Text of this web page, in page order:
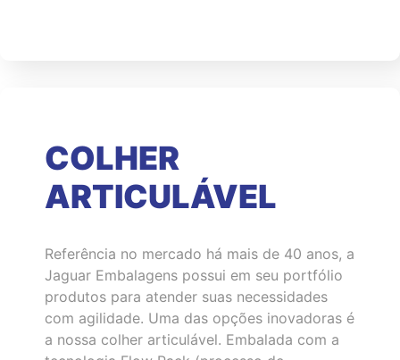
COLHER
ARTICULÁVEL
Referência no mercado há mais de 40 anos, a
Jaguar Embalagens possui em seu portfólio
produtos para atender suas necessidades
com agilidade. Uma das opções inovadoras é
a nossa colher articulável. Embalada com a